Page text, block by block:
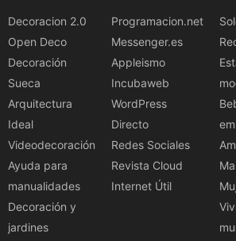
Decoracion 2.0
Open Deco
Decoración
Sueca
Arquitectura
Ideal
Videodecoración
Ayuda para
manualidades
Decoración y
jardines
Programacion.net
Messenger.es
Appleismo
Incubaweb
WordPress
Directo
Redes Sociales
Revista Cloud
Internet Útil